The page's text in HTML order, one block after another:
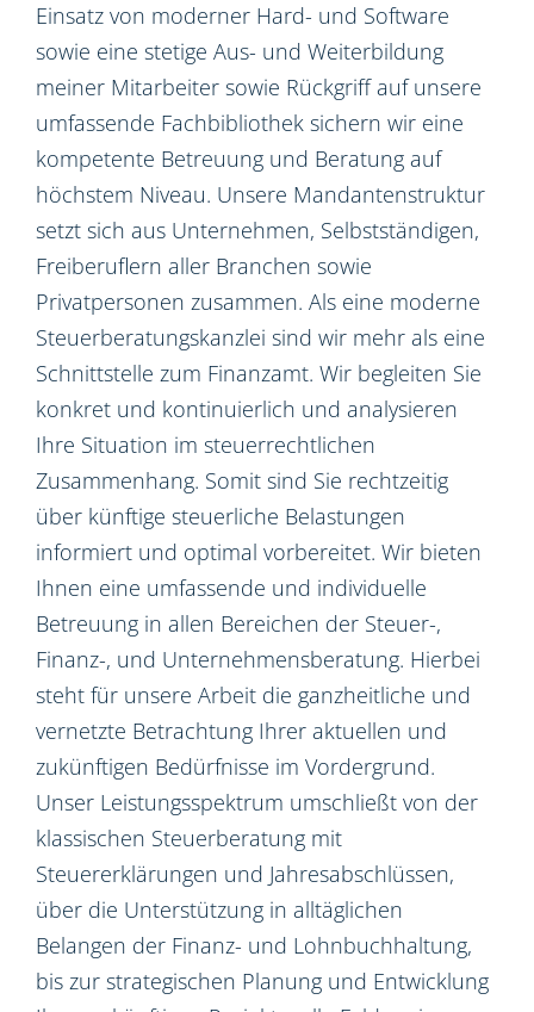
Einsatz von moderner Hard- und Software
sowie eine stetige Aus- und Weiterbildung
meiner Mitarbeiter sowie Rückgriff auf unsere
umfassende Fachbibliothek sichern wir eine
kompetente Betreuung und Beratung auf
höchstem Niveau. Unsere Mandantenstruktur
setzt sich aus Unternehmen, Selbstständigen,
Freiberuflern aller Branchen sowie
Privatpersonen zusammen. Als eine moderne
Steuerberatungskanzlei sind wir mehr als eine
Schnittstelle zum Finanzamt. Wir begleiten Sie
konkret und kontinuierlich und analysieren
Ihre Situation im steuerrechtlichen
Zusammenhang. Somit sind Sie rechtzeitig
über künftige steuerliche Belastungen
informiert und optimal vorbereitet. Wir bieten
Ihnen eine umfassende und individuelle
Betreuung in allen Bereichen der Steuer-,
Finanz-, und Unternehmensberatung. Hierbei
steht für unsere Arbeit die ganzheitliche und
vernetzte Betrachtung Ihrer aktuellen und
zukünftigen Bedürfnisse im Vordergrund.
Unser Leistungsspektrum umschließt von der
klassischen Steuerberatung mit
Steuererklärungen und Jahresabschlüssen,
über die Unterstützung in alltäglichen
Belangen der Finanz- und Lohnbuchhaltung,
bis zur strategischen Planung und Entwicklung